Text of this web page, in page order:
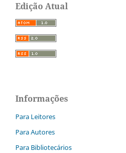
Edição Atual
Informações
Para Leitores
Para Autores
Para Bibliotecários